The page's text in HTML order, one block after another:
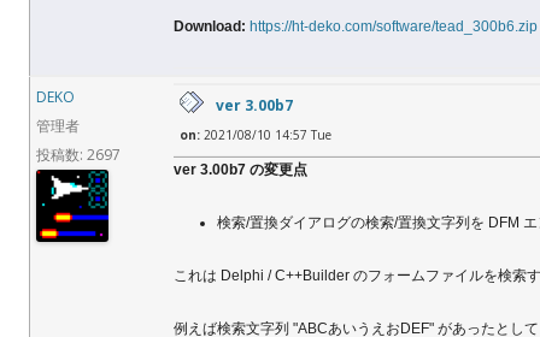
Download: https://ht-deko.com/software/tead_300b6.zip
DEKO
管理者
投稿数: 2697
ver 3.00b7
on: 2021/08/10 14:57 Tue
ver 3.00b7 の変更点
検索/置換ダイアログの検索/置換文字列を DFM
これは Delphi / C++Builder のフォームファイルを検索
例えば検索文字列 "ABCあいうえおDEF" があったとし